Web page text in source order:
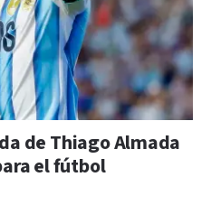
de Thiago Almada
el fútbol